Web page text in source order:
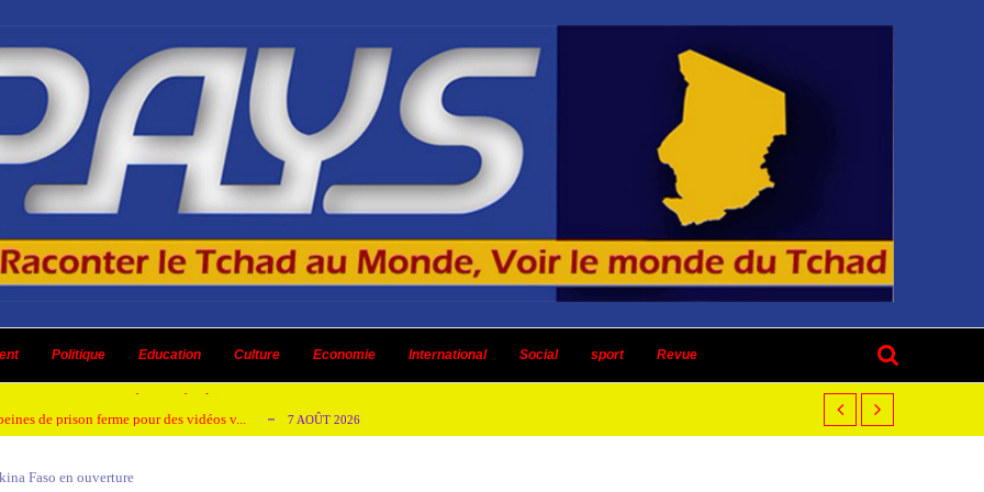
Politique Education Culture Economie International Social sport Revue
en Afrique de l’Ouest et du Ce... 4 AOÛT 2026
un dividende ni une quelconque plus-... 3 AOÛT 2026
de prison ferme pour des vidéos v... 7 AOÛT 2026
de création des journaux en ligne...
Faso en ouverture